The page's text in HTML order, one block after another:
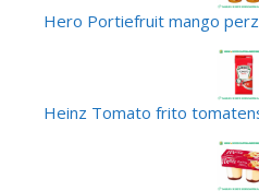
Hero Portiefruit mango
Heinz Tomato frito